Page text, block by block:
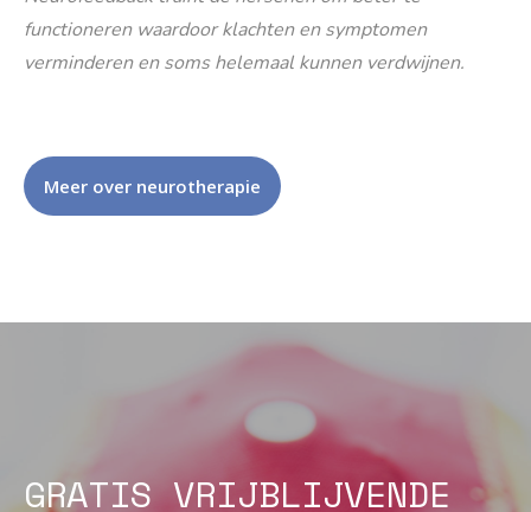
functioneren waardoor klachten en symptomen
verminderen en soms helemaal kunnen verdwijnen.
Meer over neurotherapie
GRATIS VRIJBLIJVENDE